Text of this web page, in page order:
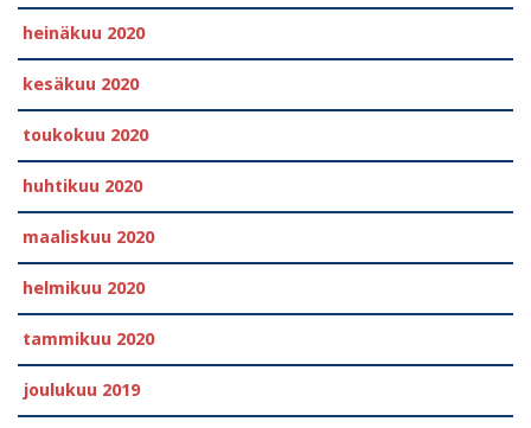
heinäkuu 2020
kesäkuu 2020
toukokuu 2020
huhtikuu 2020
maaliskuu 2020
helmikuu 2020
tammikuu 2020
joulukuu 2019